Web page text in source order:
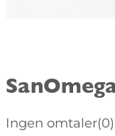
Ingen omtaler(0)